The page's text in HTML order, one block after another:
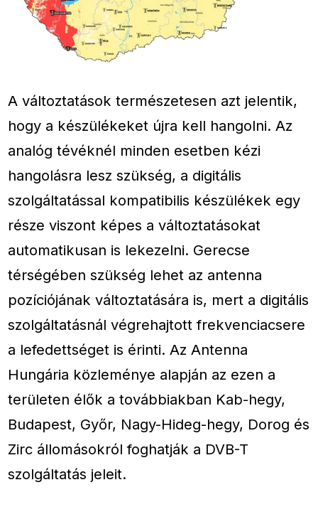
A változtatások természetesen azt jelentik,
hogy a készülékeket újra kell hangolni. Az
analóg tévéknél minden esetben kézi
hangolásra lesz szükség, a digitális
szolgáltatással kompatibilis készülékek egy
része viszont képes a változtatásokat
automatikusan is lekezelni. Gerecse
térségében szükség lehet az antenna
pozíciójának változtatására is, mert a digitális
szolgáltatásnál végrehajtott frekvenciacsere
a lefedettséget is érinti. Az Antenna
Hungária közleménye alapján az ezen a
területen élők a továbbiakban Kab-hegy,
Budapest, Győr, Nagy-Hideg-hegy, Dorog és
Zirc állomásokról foghatják a DVB-T
szolgáltatás jeleit.